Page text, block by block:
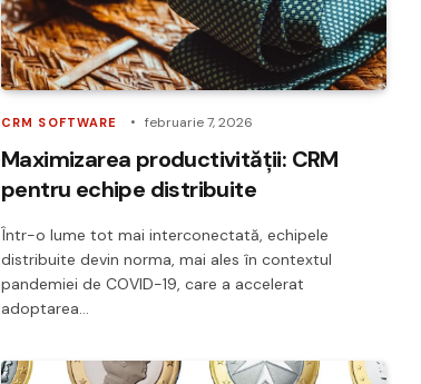
CRM SOFTWARE februarie 7, 2026
Maximizarea productivității: CRM
pentru echipe distribuite
Într-o lume tot mai interconectată, echipele
distribuite devin norma, mai ales în contextul
pandemiei de COVID-19, care a accelerat
adoptarea…